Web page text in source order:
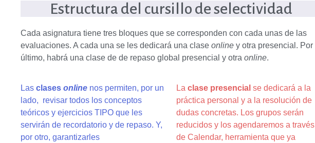
Estructura del cursillo de selectividad
Cada asignatura tiene tres bloques que se corresponden con cada unas de las
evaluaciones. A cada una se les dedicará una clase online y otra presencial. Por
último, habrá una clase de de repaso global presencial y otra online.
Las clases online nos permiten, por un
lado, revisar todos los conceptos
teóricos y ejercicios TIPO que les
servirán de recordatorio y de repaso. Y,
por otro, garantizarles
Laclase presencialse dedicará a la
práctica personal y a la resolución de
dudas concretas. Los grupos serán
reducidos y los agendaremos a través
de Calendar, herramienta que ya